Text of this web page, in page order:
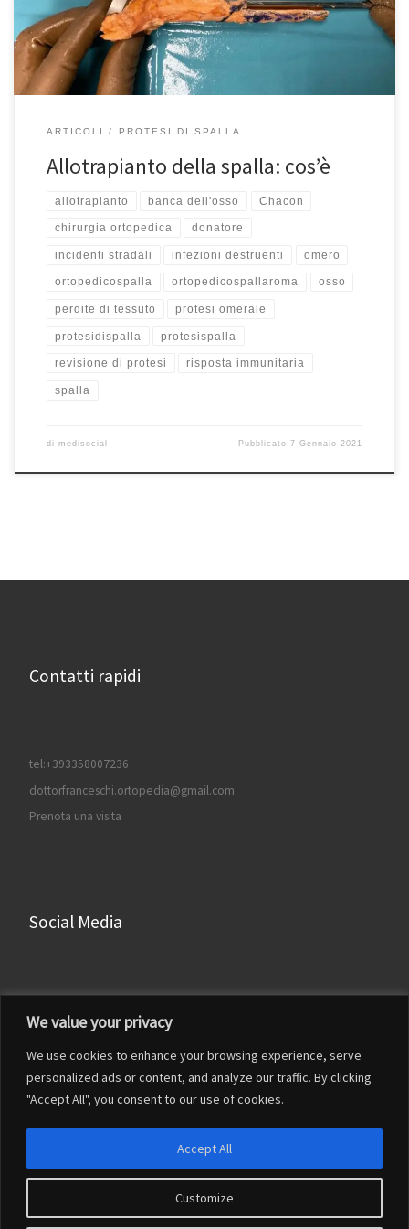
We value your privacy
We use cookies to enhance your browsing experience, serve
personalized ads or content, and analyze our traffic. By clicking
"Accept All", you consent to our use of cookies.
Customize
Accept All
letteralmente mangiato l’osso del paziente. Specialmente nella
spalla e nel ginocchio abbiamo […]
ARTICOLI PROTESI DI SPALLA
Allotrapianto della spalla: cos’è
allotrapianto banca dell'osso Chacon
chirurgia ortopedica donatore
incidenti stradali infezioni destruenti omero
ortopedicospalla ortopedicospallaroma osso
perdite di tessuto protesi omerale
protesidispalla protesispalla
revisione di protesi risposta immunitaria
spalla
di medisocial Pubblicato7 Gennaio 2021
Contatti rapidi
tel:+393358007236
dottorfranceschi.ortopedia@gmail.com
Prenota una visita
Social Media
Facebook
LinkedIn
Francesco Franceschi– Tutti i diritti riservati